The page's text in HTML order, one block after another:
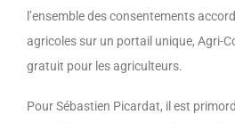
l’ensemble des consentements
agricoles sur un portail unique, Agri-
gratuit pour les agriculteurs.
Pour Sébastien Picardat, il est